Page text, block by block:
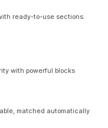
ready-to-use sections.
with powerful blocks
matched automatically